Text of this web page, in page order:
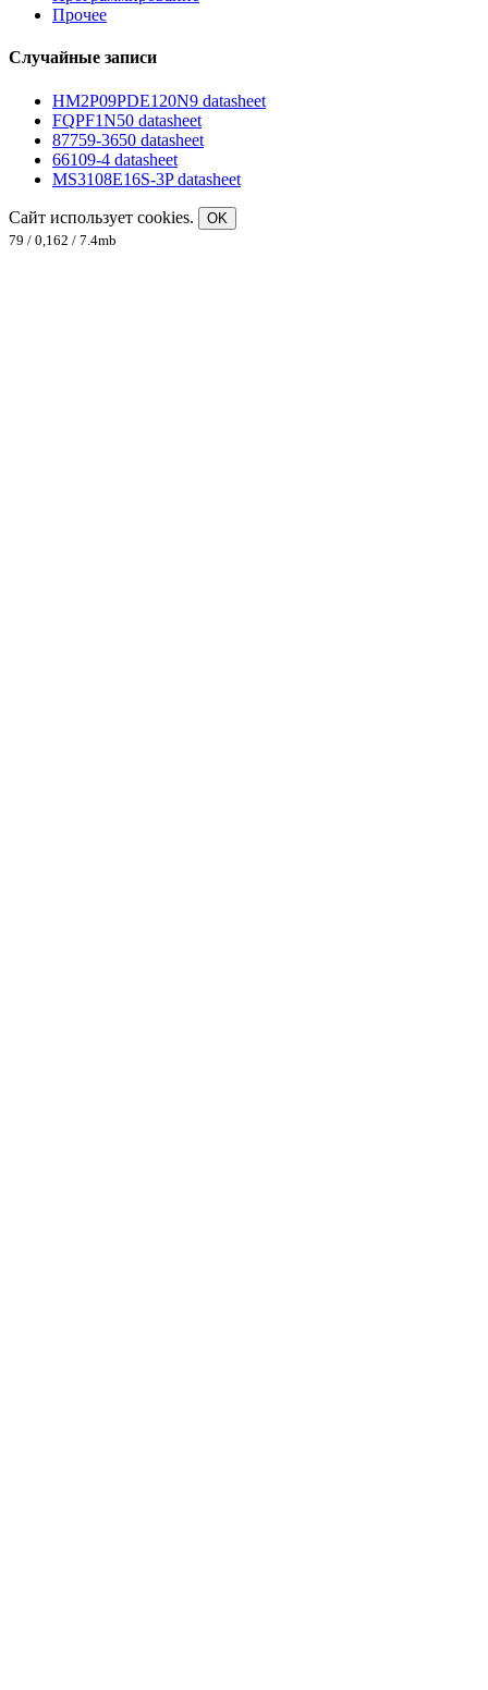
Прочее
Случайные записи
HM2P09PDE120N9 datasheet
FQPF1N50 datasheet
87759-3650 datasheet
66109-4 datasheet
MS3108E16S-3P datasheet
Сайт использует cookies.
OK
79 / 0,162 / 7.4mb